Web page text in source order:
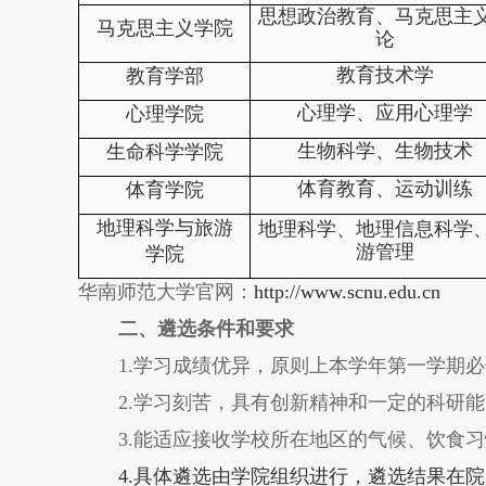
马克思主义学院
思想政治教育、 马克思主
论
教育学部
教育技术学
心理学院
心理学、应用心理学
生命科学学院
生物科学、生物技术
体育学院
体育教育、运动训练
地理科学与旅游
学院
地理科学、地理信息科学
游管理
华南师范大学官网： http://www.scnu.edu.cn
二、遴选条件和要求
1.学习成绩优异，原则上本学年第一学期
2.学习刻苦，具有创新精神和一定的科研
3.能适应接收学校所在地区的气候、饮食
4.具体遴选由学院组织进行，遴选结果在